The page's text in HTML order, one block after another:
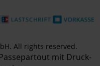
All rights reserved.
mit Druck-